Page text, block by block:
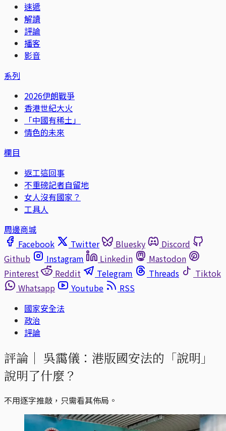
速遞
解讀
評論
播客
影音
系列
2026伊朗戰爭
香港世紀大火
「中國有稀土」
情色的未來
欄目
返工這回事
不重磅記者自留地
女人沒有國家？
工具人
周邊商城
Facebook
Twitter Bluesky
Discord
Github
Instagram Linkedin
Mastodon
Pinterest
Reddit Telegram Threads
Tiktok
Whatsapp
Youtube
RSS
國家安全法
政治
評論
評論｜ 吳靄儀：港版國安法的「說明」
說明了什麼？
不用逐字推敲，只需看其佈局。